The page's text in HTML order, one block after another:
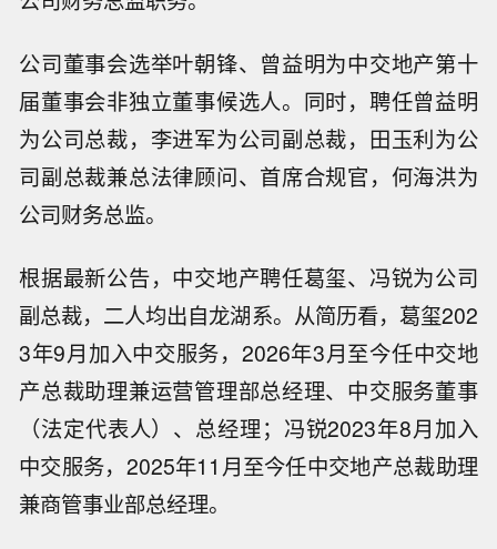
公司董事会选举叶朝锋、曾益明为中交地产第十
届董事会非独立董事候选人。同时，聘任曾益明
为公司总裁，李进军为公司副总裁，田玉利为公
司副总裁兼总法律顾问、首席合规官，何海洪为
公司财务总监。
根据最新公告，中交地产聘任葛玺、冯锐为公司
副总裁，二人均出自龙湖系。从简历看，葛玺202
3年9月加入中交服务，2026年3月至今任中交地
产总裁助理兼运营管理部总经理、中交服务董事
（法定代表人）、总经理；冯锐2023年8月加入
中交服务，2025年11月至今任中交地产总裁助理
兼商管事业部总经理。